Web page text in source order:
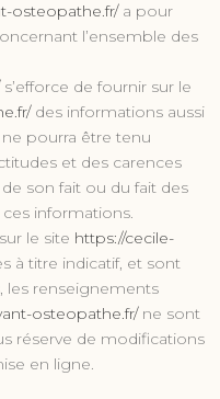
osteopathe.fr/a pour
l’ensemble des
s’efforce de fournir sur le
des informations aussi
pourra être tenu
et des carences
son fait ou du fait des
informations.
le site https://cecile-
à titre indicatif, et sont
les renseignements
osteopathe.fr/ne sont
réserve de modifications
en ligne.